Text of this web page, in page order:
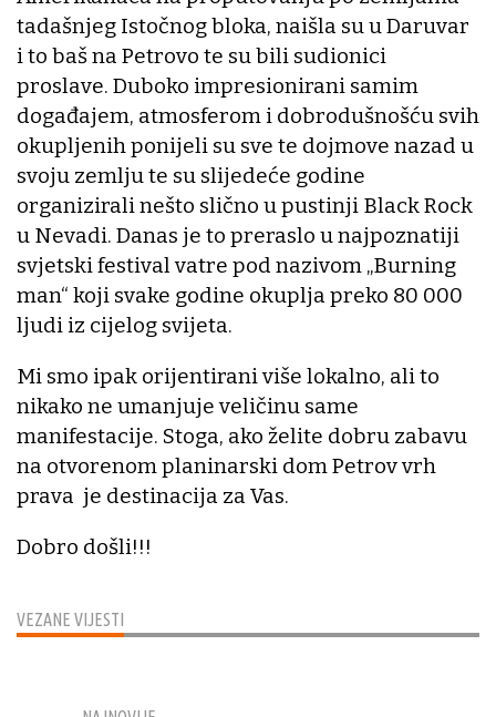
VEZANE VIJESTI
tadašnjeg Istočnog bloka, naišla su u Daruvar
i to baš na Petrovo te su bili sudionici
proslave. Duboko impresionirani samim
događajem, atmosferom i dobrodušnošću svih
okupljenih ponijeli su sve te dojmove nazad u
svoju zemlju te su slijedeće godine
organizirali nešto slično u pustinji Black Rock
u Nevadi. Danas je to preraslo u najpoznatiji
svjetski festival vatre pod nazivom „Burning
man“ koji svake godine okuplja preko 80 000
ljudi iz cijelog svijeta.
Mi smo ipak orijentirani više lokalno, ali to
nikako ne umanjuje veličinu same
manifestacije. Stoga, ako želite dobru zabavu
na otvorenom planinarski dom Petrov vrh
prava je destinacija za Vas.
Dobro došli!!!